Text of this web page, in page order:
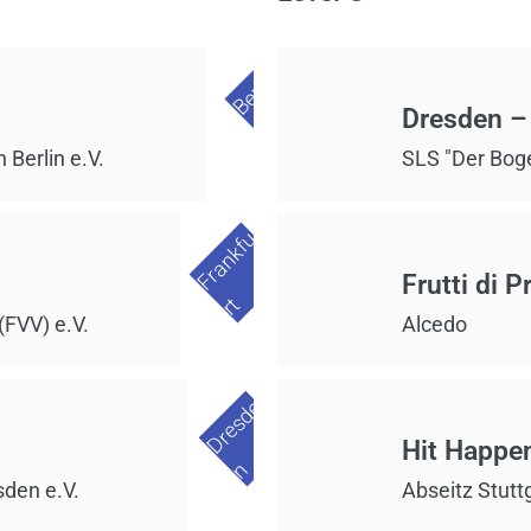
Berlin e.V.
B
e
r
l
i
n
e.V.
F
r
a
n
k
f
u
r
t
e.V.
D
r
e
s
d
e
n
Dresden
SLS "Der
Frutti di
Alcedo
Hit
Abseitz